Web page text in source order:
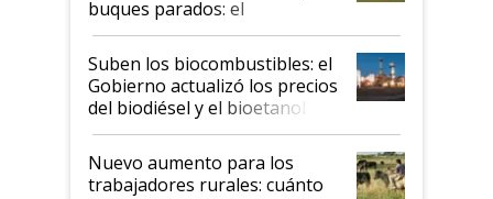
buques parados: el
funcionamiento de las
exportadoras en tensión tras
la medida de fuerza de los
prácticos
Suben los biocombustibles: el
Gobierno actualizó los precios
del biodiésel y el bioetanol
Nuevo aumento para los
trabajadores rurales: cuánto